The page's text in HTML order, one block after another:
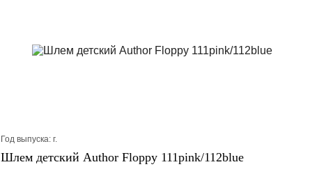
Год выпуска:г.
Шлем детский Author Floppy 111pink/112blue